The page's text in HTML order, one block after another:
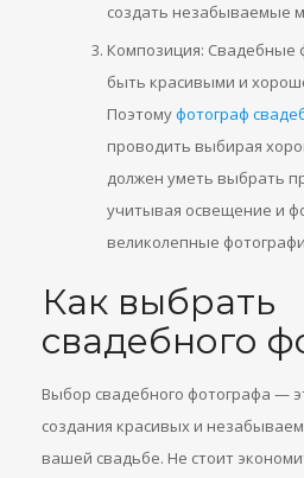
создать незабываемые
Композиция: Свадебные
быть красивыми и
Поэтомуфотограф
проводить выбирая
должен уметь выбрать
учитывая освещение и
великолепные
Как выбрать
свадебного
Выбор свадебного фотографа —
создания красивых и
вашей свадьбе. Не стоит